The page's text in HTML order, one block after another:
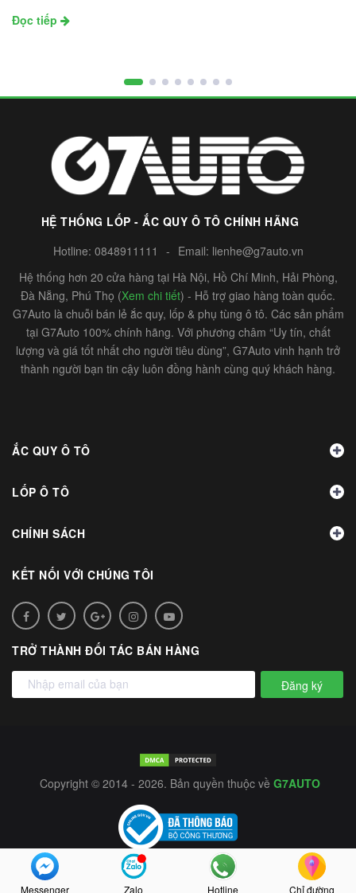
Đọc tiếp
HỆ THỐNG LỐP - ẮC QUY Ô TÔ CHÍNH HÃNG
Hotline: 0848911111 - Email: lienhe@g7auto.vn
Hệ thống hơn 20 cửa hàng tại Hà Nội, Hồ Chí Minh, Hải Phòng,
Đà Nẵng, Phú Thọ (Xem chi tiết) - Hỗ trợ giao hàng toàn quốc.
G7Auto là chuỗi bán lẻ ắc quy, lốp & phụ tùng ô tô. Các sản phẩm
tại G7Auto 100% chính hãng. Với phương châm “Uy tín, chất
lượng và giá tốt nhất cho người tiêu dùng”, G7Auto vinh hạnh trở
thành người bạn tin cậy luôn đồng hành cùng quý khách hàng.
ẮC QUY Ô TÔ
LỐP Ô TÔ
CHÍNH SÁCH
KẾT NỐI VỚI CHÚNG TÔI
TRỞ THÀNH ĐỐI TÁC BÁN HÀNG
Đăng ký
Copyright © 2014 - 2026. Bản quyền thuộc về G7AUTO
Messenger Zalo Hotline Chỉ đường